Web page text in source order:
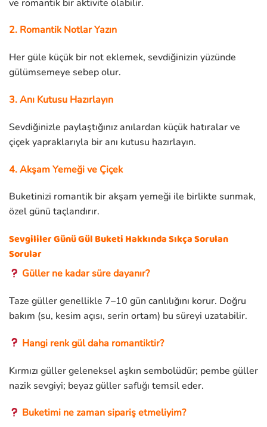
ve romantik bir aktivite olabilir.
2. Romantik Notlar Yazın
Her güle küçük bir not eklemek, sevdiğinizin yüzünde
gülümsemeye sebep olur.
3. Anı Kutusu Hazırlayın
Sevdiğinizle paylaştığınız anılardan küçük hatıralar ve
çiçek yapraklarıyla bir anı kutusu hazırlayın.
4. Akşam Yemeği ve Çiçek
Buketinizi romantik bir akşam yemeği ile birlikte sunmak,
özel günü taçlandırır.
Sevgililer Günü Gül Buketi Hakkında Sıkça Sorulan
Sorular
Güller ne kadar süre dayanır?
Taze güller genellikle 7–10 gün canlılığını korur. Doğru
bakım (su, kesim açısı, serin ortam) bu süreyi uzatabilir.
Hangi renk gül daha romantiktir?
Kırmızı güller geleneksel aşkın sembolüdür; pembe güller
nazik sevgiyi; beyaz güller saflığı temsil eder.
Buketimi ne zaman sipariş etmeliyim?